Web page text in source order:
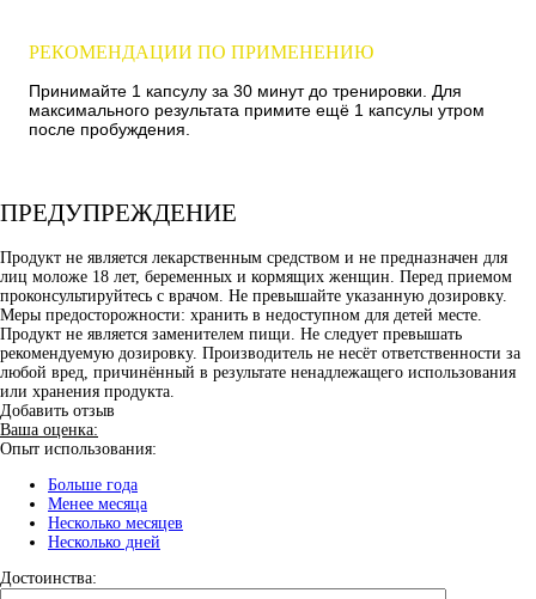
РЕКОМЕНДАЦИИ ПО ПРИМЕНЕНИЮ
Принимайте 1 капсулу за 30 минут до тренировки. Для
максимального результата примите ещё 1 капсулы утром
после пробуждения.
ПРЕДУПРЕЖДЕНИЕ
Продукт не является лекарственным средством и не предназначен для
лиц моложе 18 лет, беременных и кормящих женщин. Перед приемом
проконсультируйтесь с врачом. Не превышайте указанную дозировку.
Меры предосторожности: хранить в недоступном для детей месте.
Продукт не является заменителем пищи. Не следует превышать
рекомендуемую дозировку. Производитель не несёт ответственности за
любой вред, причинённый в результате ненадлежащего использования
или хранения продукта.
Добавить отзыв
Ваша оценка:
Опыт использования:
Больше года
Менее месяца
Несколько месяцев
Несколько дней
Достоинства: